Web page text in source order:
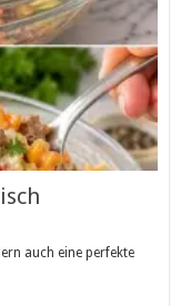
auch eine perfekte